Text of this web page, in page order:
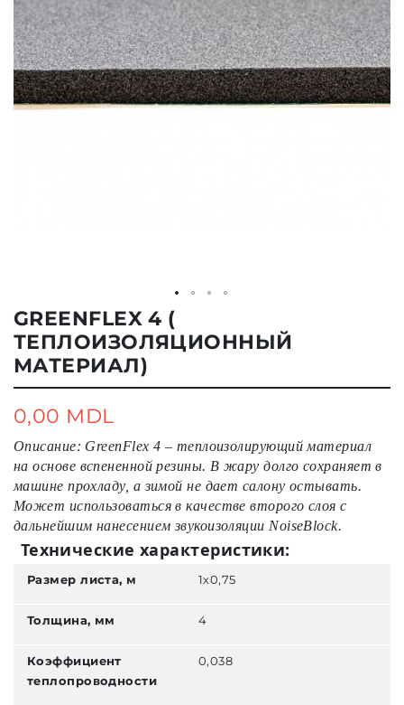
GREENFLEX 4 (
ТЕПЛОИЗОЛЯЦИОННЫЙ
МАТЕРИАЛ)
0,00 MDL
Описание: GreenFlex 4 – теплоизолирующий материал
на основе вспененной резины. В жару долго сохраняет в
машине прохладу, а зимой не дает салону остывать.
Может использоваться в качестве второго слоя с
дальнейшим нанесением звукоизоляции NoiseBlock.
Технические характеристики:
Размер листа, м 1х0,75
Толщина, мм 4
Коэффициент
теплопроводности
0,038
Skip
to
the
beginning
of
gallery